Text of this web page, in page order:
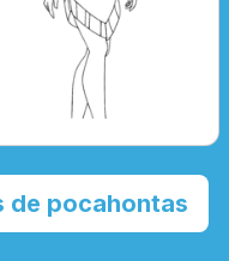
de pocahontas